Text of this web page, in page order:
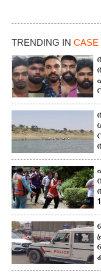
TRENDING IN CASE